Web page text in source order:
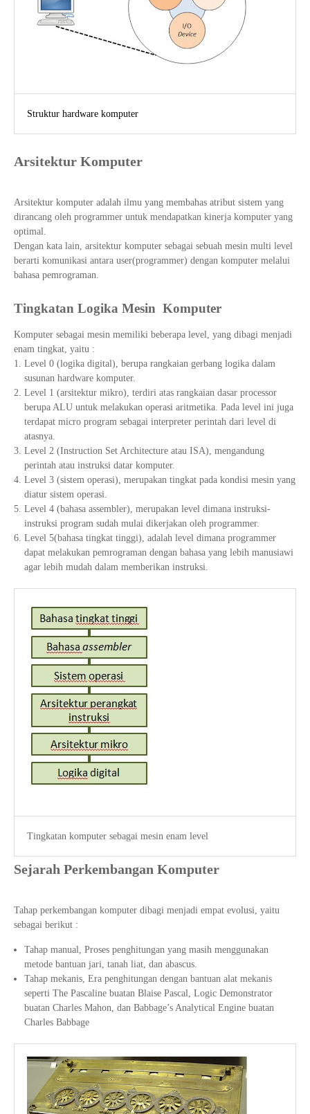
Struktur hardware komputer
Arsitektur Komputer
Arsitektur komputer adalah ilmu yang membahas atribut sistem yang
dirancang oleh programmer untuk mendapatkan kinerja komputer yang
optimal.
Dengan kata lain, arsitektur komputer sebagai sebuah mesin multi level
berarti komunikasi antara user(programmer) dengan komputer melalui
bahasa pemrograman.
Tingkatan Logika Mesin Komputer
Komputer sebagai mesin memiliki beberapa level, yang dibagi menjadi
enam tingkat, yaitu :
Level 0 (logika digital), berupa rangkaian gerbang logika dalam
susunan hardware komputer.
Level 1 (arsitektur mikro), terdiri atas rangkaian dasar processor
berupa ALU untuk melakukan operasi aritmetika. Pada level ini juga
terdapat micro program sebagai interpreter perintah dari level di
atasnya.
Level 2 (Instruction Set Architecture atau ISA), mengandung
perintah atau instruksi datar komputer.
Level 3 (sistem operasi), merupakan tingkat pada kondisi mesin yang
diatur sistem operasi.
Level 4 (bahasa assembler), merupakan level dimana instruksi-
instruksi program sudah mulai dikerjakan oleh programmer.
Level 5(bahasa tingkat tinggi), adalah level dimana programmer
dapat melakukan pemrograman dengan bahasa yang lebih manusiawi
agar lebih mudah dalam memberikan instruksi.
Tingkatan komputer sebagai mesin enam level
Sejarah Perkembangan Komputer
Tahap perkembangan komputer dibagi menjadi empat evolusi, yaitu
sebagai berikut :
Tahap manual, Proses penghitungan yang masih menggunakan
metode bantuan jari, tanah liat, dan abascus.
Tahap mekanis, Era penghitungan dengan bantuan alat mekanis
seperti The Pascaline buatan Blaise Pascal, Logic Demonstrator
buatan Charles Mahon, dan Babbage’s Analytical Engine buatan
Charles Babbage